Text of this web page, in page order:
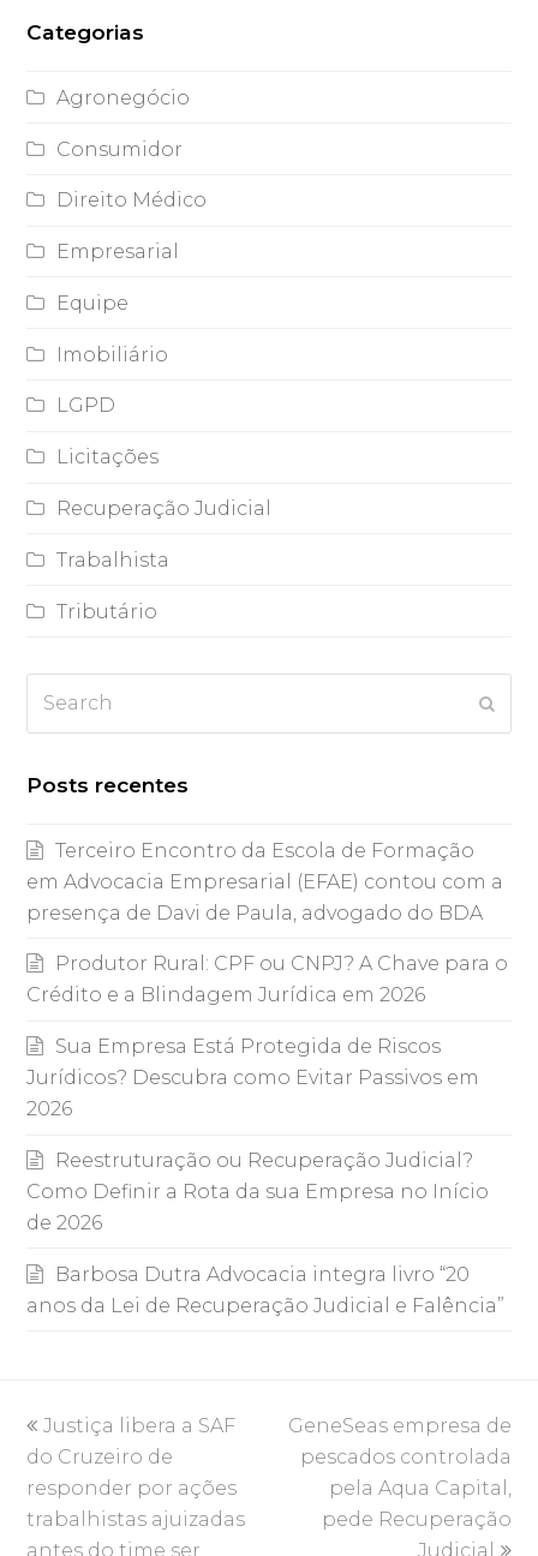
Categorias
Agronegócio
Consumidor
Direito Médico
Empresarial
Equipe
Imobiliário
LGPD
Licitações
Recuperação Judicial
Trabalhista
Tributário
Posts recentes
Terceiro Encontro da Escola de Formação
em Advocacia Empresarial (EFAE) contou com a
presença de Davi de Paula, advogado do BDA
Produtor Rural: CPF ou CNPJ? A Chave para o
Crédito e a Blindagem Jurídica em 2026
Sua Empresa Está Protegida de Riscos
Jurídicos? Descubra como Evitar Passivos em
2026
Reestruturação ou Recuperação Judicial?
Como Definir a Rota da sua Empresa no Início
de 2026
Barbosa Dutra Advocacia integra livro “20
anos da Lei de Recuperação Judicial e Falência”
previous
post:
Justiça libera a SAF
do Cruzeiro de
responder por ações
trabalhistas ajuizadas
antes do time ser
next
post:
GeneSeas empresa de
pescados controlada
pela Aqua Capital,
pede Recuperação
Judicial